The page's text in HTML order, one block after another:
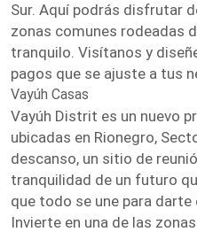
Sur. Aquí podrás disfrutar
zonas comunes rodeadas
tranquilo. Visítanos y
pagos que se ajuste a tus
Vayúh Casas
Vayúh Distrit es un nuevo
ubicadas en Rionegro,
descanso, un sitio de
tranquilidad de un futuro
que todo se une para darte
Invierte en una de las